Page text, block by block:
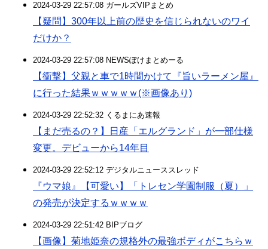
2024-03-29 22:57:08 ガールズVIPまとめ
【疑問】300年以上前の歴史を信じられないのワイ
だけか？
2024-03-29 22:57:08 NEWSぽけまとめーる
【衝撃】父親と車で1時間かけて『旨いラーメン屋』
に行った結果ｗｗｗｗｗ(※画像あり)
2024-03-29 22:52:32 くるまにあ速報
【まだ売るの？】日産「エルグランド」が一部仕様
変更。デビューから14年目
2024-03-29 22:52:12 デジタルニューススレッド
『ウマ娘』【可愛い】「トレセン学園制服（夏）」
の発売が決定するｗｗｗｗ
2024-03-29 22:51:42 BIPブログ
【画像】菊地姫奈の規格外の最強ボディがこちらｗ